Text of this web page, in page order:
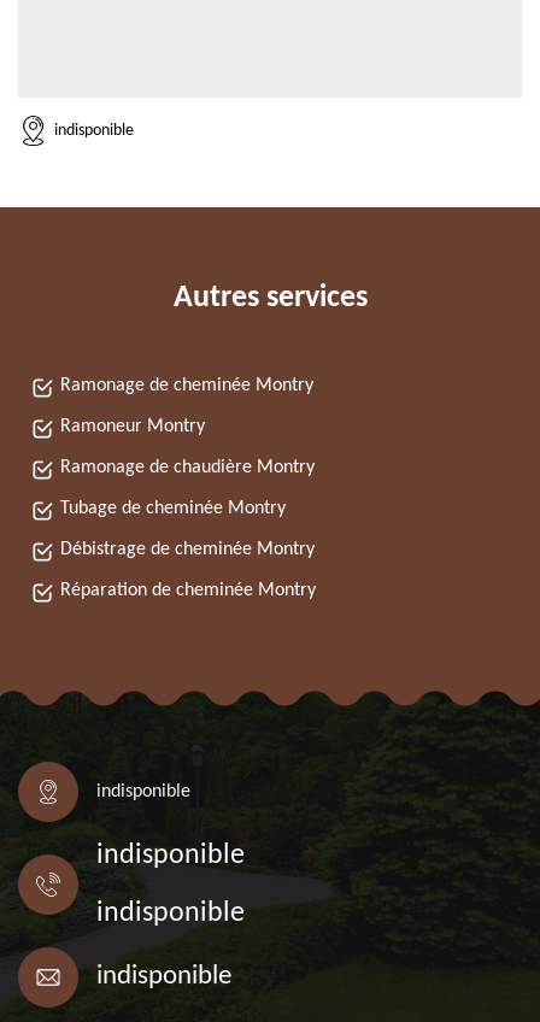
indisponible
Autres services
Ramonage de cheminée Montry
Ramoneur Montry
Ramonage de chaudière Montry
Tubage de cheminée Montry
Débistrage de cheminée Montry
Réparation de cheminée Montry
indisponible
indisponible
indisponible
indisponible